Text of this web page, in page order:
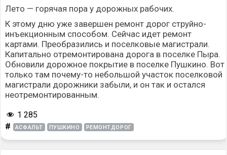
Лето — горячая пора у дорожных рабочих.
К этому дню уже завершен ремонт дорог струйно-
инъекционным способом. Сейчас идет ремонт
картами. Преобразились и поселковые магистрали.
Капитально отремонтирована дорога в поселке Пыра.
Обновили дорожное покрытие в поселке Пушкино. Вот
только там почему-то небольшой участок поселковой
магистрали дорожники забыли, и он так и остался
неотремонтированным.
1 285
# АСФАЛЬТ ПУШКИНО РЕМОНТДОРОГ